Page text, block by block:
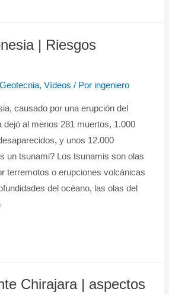
| Riesgos
Geotecnia,Vídeos / Por ingeniero
causado por una erupción del
dejó al menos 281 muertos, 1.000
y unos 12.000
un tsunami? Los tsunamis son olas
terremotos o erupciones volcánicas
del océano, las olas del
Chirajara | aspectos